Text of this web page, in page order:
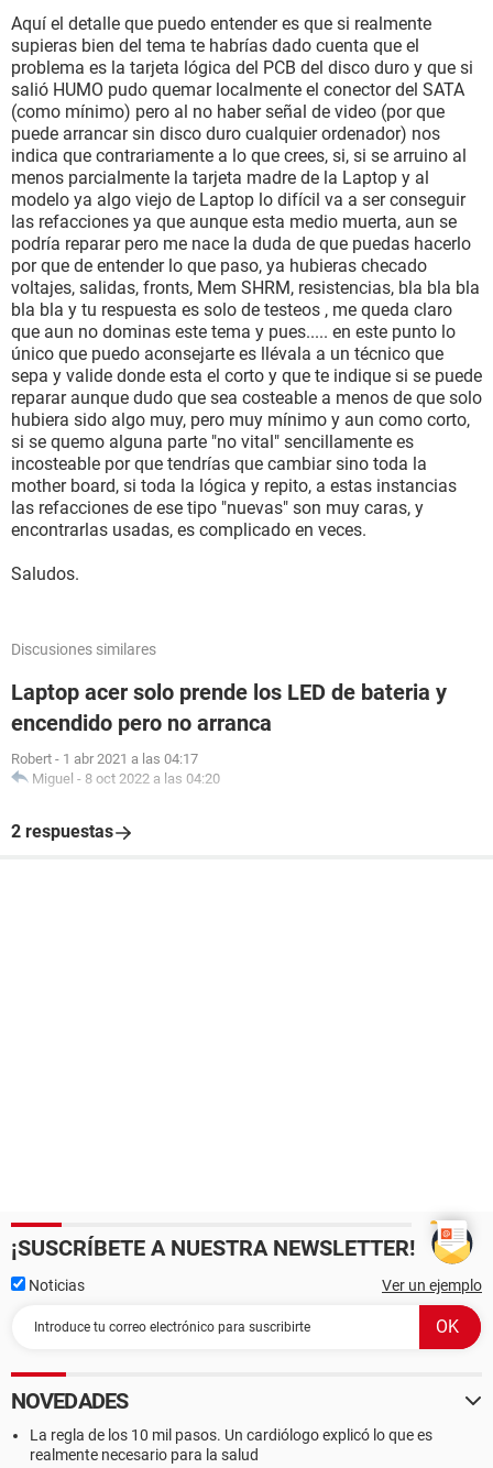
Aquí el detalle que puedo entender es que si realmente
supieras bien del tema te habrías dado cuenta que el
problema es la tarjeta lógica del PCB del disco duro y que si
salió HUMO pudo quemar localmente el conector del SATA
(como mínimo) pero al no haber señal de video (por que
puede arrancar sin disco duro cualquier ordenador) nos
indica que contrariamente a lo que crees, si, si se arruino al
menos parcialmente la tarjeta madre de la Laptop y al
modelo ya algo viejo de Laptop lo difícil va a ser conseguir
las refacciones ya que aunque esta medio muerta, aun se
podría reparar pero me nace la duda de que puedas hacerlo
por que de entender lo que paso, ya hubieras checado
voltajes, salidas, fronts, Mem SHRM, resistencias, bla bla bla
bla bla y tu respuesta es solo de testeos , me queda claro
que aun no dominas este tema y pues..... en este punto lo
único que puedo aconsejarte es llévala a un técnico que
sepa y valide donde esta el corto y que te indique si se puede
reparar aunque dudo que sea costeable a menos de que solo
hubiera sido algo muy, pero muy mínimo y aun como corto,
si se quemo alguna parte "no vital" sencillamente es
incosteable por que tendrías que cambiar sino toda la
mother board, si toda la lógica y repito, a estas instancias
las refacciones de ese tipo "nuevas" son muy caras, y
encontrarlas usadas, es complicado en veces.
Saludos.
Discusiones similares
Laptop acer solo prende los LED de bateria y
encendido pero no arranca
Robert - 1 abr 2021 a las 04:17
Miguel - 8 oct 2022 a las 04:20
2 respuestas
¡SUSCRÍBETE A NUESTRA NEWSLETTER!
Noticias Ver un ejemplo
NOVEDADES
La regla de los 10 mil pasos. Un cardiólogo explicó lo que es
realmente necesario para la salud